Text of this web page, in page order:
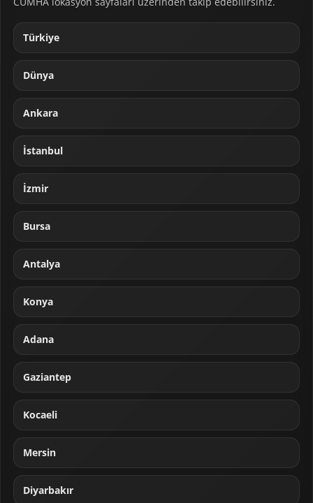
Türkiye
Dünya
Ankara
İstanbul
İzmir
Bursa
Antalya
Konya
Adana
Gaziantep
Kocaeli
Mersin
Diyarbakır